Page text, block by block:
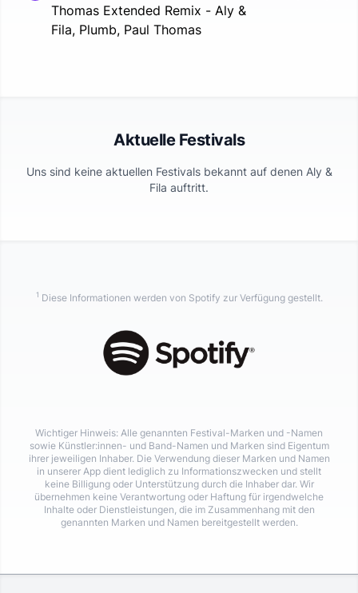
Thomas Extended Remix - Aly &
Fila, Plumb, Paul Thomas
Aktuelle Festivals
Uns sind keine aktuellen Festivals bekannt auf denen Aly &
Fila auftritt.
1 Diese Informationen werden von Spotify zur Verfügung gestellt.
Wichtiger Hinweis: Alle genannten Festival-Marken und -Namen
sowie Künstler:innen- und Band-Namen und Marken sind Eigentum
ihrer jeweiligen Inhaber. Die Verwendung dieser Marken und Namen
in unserer App dient lediglich zu Informationszwecken und stellt
keine Billigung oder Unterstützung durch die Inhaber dar. Wir
übernehmen keine Verantwortung oder Haftung für irgendwelche
Inhalte oder Dienstleistungen, die im Zusammenhang mit den
genannten Marken und Namen bereitgestellt werden.